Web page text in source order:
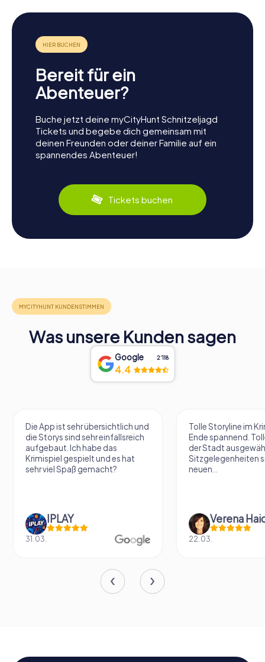
Bereit für ein
Abenteuer?
Buche jetzt deine myCityHunt Schnitzeljagd
Tickets und begebe dich gemeinsam mit
deinen Freunden oder deiner Familie auf ein
spannendes Abenteuer!
Tickets buchen
Was unsere Kunden sagen
Google 2‘118
4.4
Die App ist sehr übersichtlich und
die Storys sind sehr einfallsreich
aufgebaut. Ich habe das
Krimispiel gespielt und es hat
sehr viel Spaß gemacht?
IPLAY
31.03.
Tolle Storyline im
Ende spannend.
der Stadt
Sitzgelegenheiten
neuen...
22.03.